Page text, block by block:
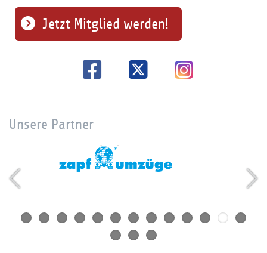
Jetzt Mitglied werden!
Unsere Partner